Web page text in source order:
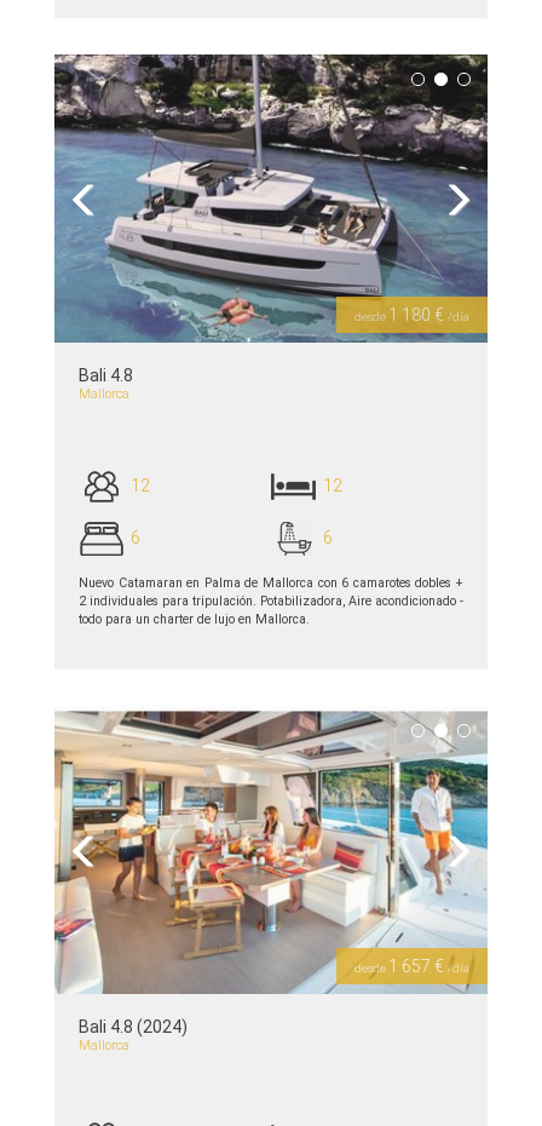
ver detalles >>
Previous Next
desde 1 180 € /día
Bali 4.8
Mallorca
12 12
6 6
Nuevo Catamaran en Palma de Mallorca con 6 camarotes dobles +
2 individuales para tripulación. Potabilizadora, Aire acondicionado -
todo para un charter de lujo en Mallorca.
ver detalles >>
Previous Next
desde 1 657 € /día
Bali 4.8 (2024)
Mallorca